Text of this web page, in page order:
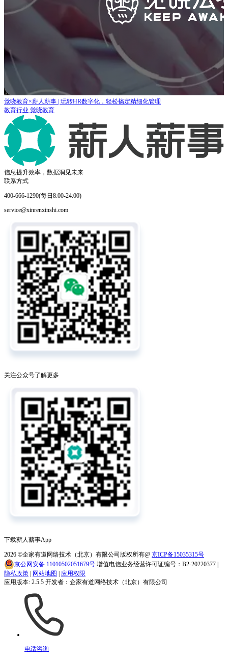
觉晓教育×薪人薪事 | 玩转HR数字化，轻松搞定精细化管理
教育行业 觉晓教育
信息提升效率，数据洞见未来
联系方式
400-666-1290(每日8:00-24:00)
service@xinrenxinshi.com
关注公众号了解更多
下载薪人薪事App
2026 ©企家有道网络技术（北京）有限公司版权所有@ 京ICP备15035315号
京公网安备 11010502051679号 增值电信业务经营许可证编号：B2-20220377 |
隐私政策
网站地图
应用权限
应用版本: 2.5.5 开发者：企家有道网络技术（北京）有限公司
电话咨询